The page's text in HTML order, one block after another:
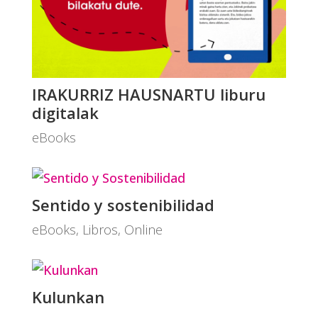
IRAKURRIZ HAUSNARTU liburu
digitalak
eBooks
Sentido y sostenibilidad
eBooks, Libros, Online
Kulunkan